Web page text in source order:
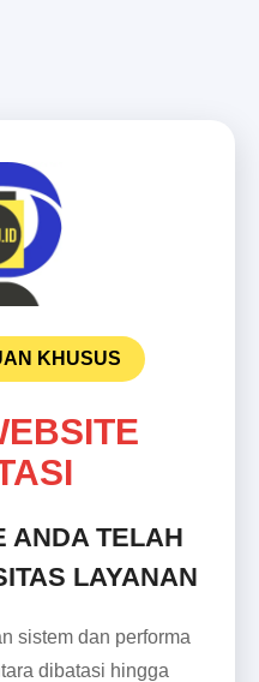
KHUSUS
ANDA TELAH
LAYANAN
sistem dan performa
dibatasi hingga